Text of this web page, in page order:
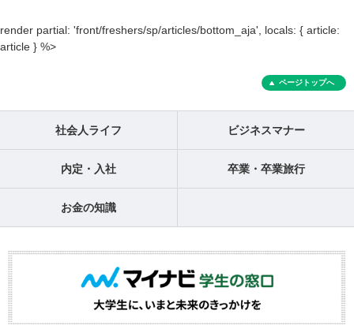
render partial: 'front/freshers/sp/articles/bottom_aja', locals: { article:
article } %>
ページトップへ
社会人ライフ ビジネスマナー
内定・入社 卒業・卒業旅行
お金の知識